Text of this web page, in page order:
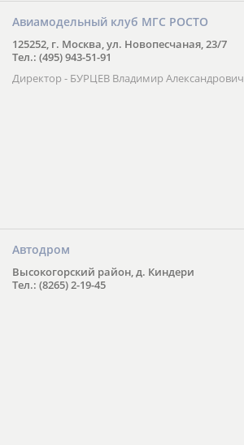
Авиамодельный клуб МГС РОСТО
125252, г. Москва, ул. Новопесчаная, 23/7
Тел.: (495) 943-51-91
Директор - БУРЦЕВ Владимир Александрович
Автодром
Высокогорский район, д. Киндери
Тел.: (8265) 2-19-45